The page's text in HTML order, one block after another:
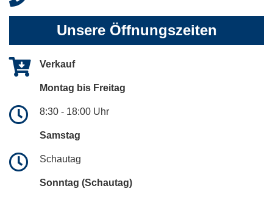
Unsere Öffnungszeiten
Verkauf
Montag bis Freitag
8:30 - 18:00 Uhr
Samstag
Schautag
Sonntag (Schautag)